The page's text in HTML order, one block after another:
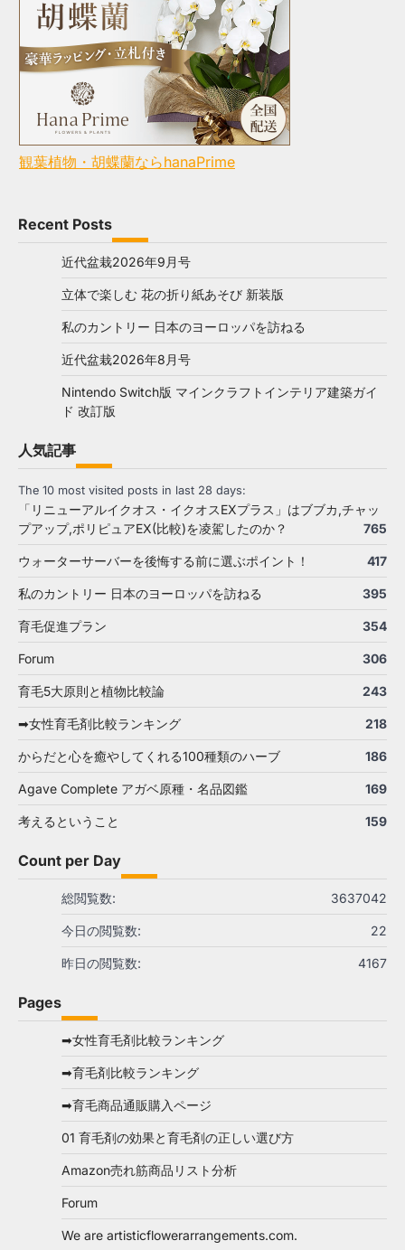
観葉植物・胡蝶蘭ならhanaPrime
Recent Posts
近代盆栽2026年9月号
立体で楽しむ 花の折り紙あそび 新装版
私のカントリー 日本のヨーロッパを訪ねる
近代盆栽2026年8月号
Nintendo Switch版 マインクラフトインテリア建築ガイ
ド 改訂版
人気記事
The 10 most visited posts in last 28 days:
「リニューアルイクオス・イクオスEXプラス」はブブカ,チャッ
プアップ,ポリピュアEX(比較)を凌駕したのか？
765
ウォーターサーバーを後悔する前に選ぶポイント！ 417
私のカントリー 日本のヨーロッパを訪ねる 395
育毛促進プラン 354
Forum 306
育毛5大原則と植物比較論 243
➡女性育毛剤比較ランキング 218
からだと心を癒やしてくれる100種類のハーブ 186
Agave Complete アガベ原種・名品図鑑 169
考えるということ 159
Count per Day
3637042
総閲覧数:
22
今日の閲覧数:
4167
昨日の閲覧数:
Pages
➡女性育毛剤比較ランキング
➡育毛剤比較ランキング
➡育毛商品通販購入ページ
01 育毛剤の効果と育毛剤の正しい選び方
Amazon売れ筋商品リスト分析
Forum
We are artisticflowerarrangements.com.